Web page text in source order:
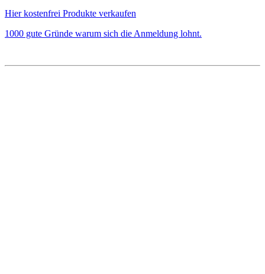
Hier kostenfrei Produkte verkaufen
1000 gute Gründe warum sich die Anmeldung lohnt.